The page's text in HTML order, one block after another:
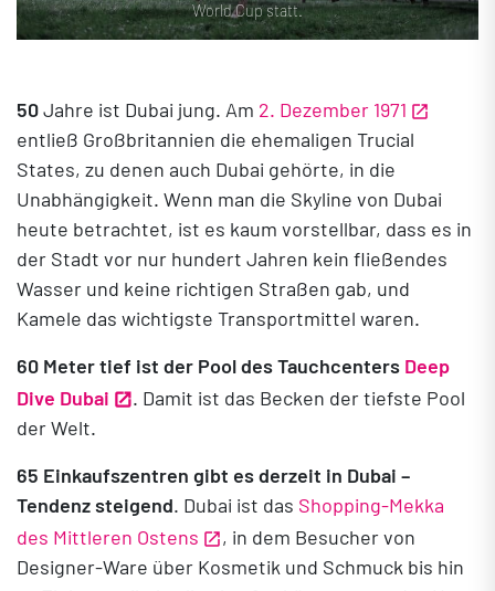
World Cup statt.
50Jahre ist Dubai jung. Am 2. Dezember 1971
entließ Großbritannien die ehemaligen Trucial
States, zu denen auch Dubai gehörte, in die
Unabhängigkeit. Wenn man die Skyline von Dubai
heute betrachtet, ist es kaum vorstellbar, dass es in
der Stadt vor nur hundert Jahren kein fließendes
Wasser und keine richtigen Straßen gab, und
Kamele das wichtigste Transportmittel waren.
60 Meter tief ist der Pool des Tauchcenters Deep
Dive Dubai
. Damit ist das Becken der tiefste Pool
der Welt.
65 Einkaufszentren gibt es derzeit in Dubai –
Tendenz steigend. Dubai ist das Shopping-Mekka
des Mittleren Ostens
, in dem Besucher von
Designer-Ware über Kosmetik und Schmuck bis hin